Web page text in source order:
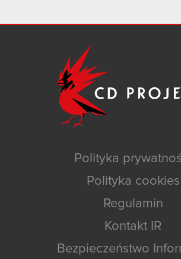
Polityka
Polityka cookies
Regulamin
Kontakt IR
Bezpieczeństwo